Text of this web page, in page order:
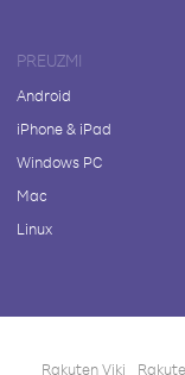
PREUZMI
Android
iPhone & iPad
Windows PC
Mac
Linux
Rakuten Viki